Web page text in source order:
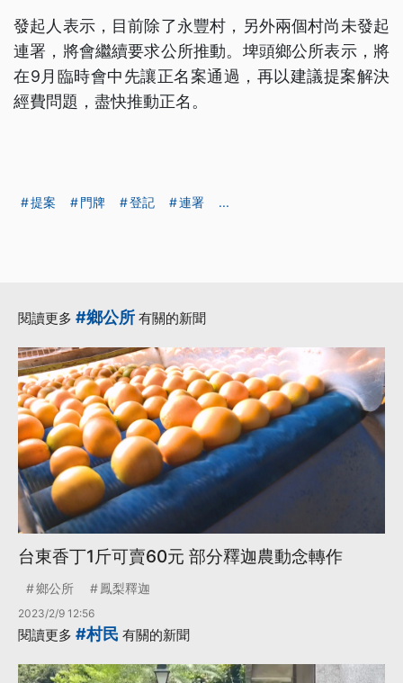
發起人表示，目前除了永豐村，另外兩個村尚未發起
連署，將會繼續要求公所推動。埤頭鄉公所表示，將
在9月臨時會中先讓正名案通過，再以建議提案解決
經費問題，盡快推動正名。
提案 門牌 登記 連署 ...
閱讀更多 #鄉公所 有關的新聞
台東香丁1斤可賣60元 部分釋迦農動念轉作
鄉公所 鳳梨釋迦
2023/2/9 12:56
閱讀更多 #村民 有關的新聞